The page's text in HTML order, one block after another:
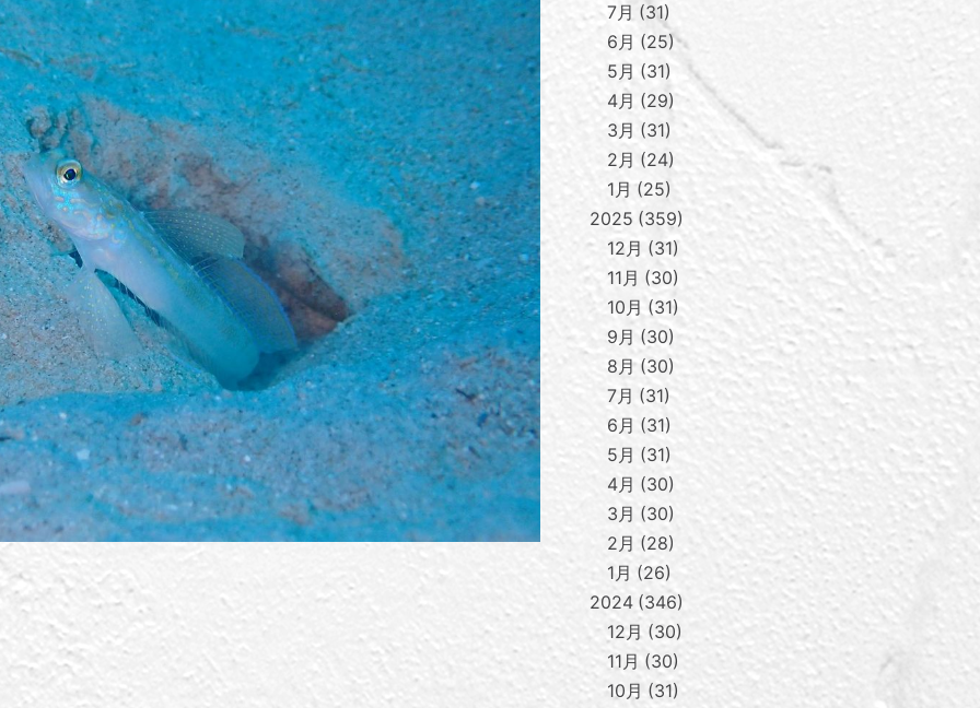
7月
31
6月
25
5月
31
4月
29
3月
31
2月
24
1月
25
2025 359
12月
31
11月
30
10月
31
9月
30
8月 30
7月
31
6月
31
5月
31
4月
30
3月
30
2月
28
1月
26
2024 346
12月 30
11月
30
10月
31